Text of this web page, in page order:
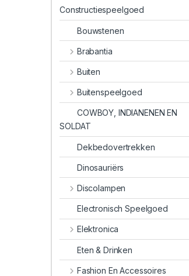
Constructiespeelgoed
Bouwstenen
Brabantia
Buiten
Buitenspeelgoed
COWBOY, INDIANENEN EN
SOLDAT
Dekbedovertrekken
Dinosauriërs
Discolampen
Electronisch Speelgoed
Elektronica
Eten & Drinken
Fashion En Accessoires